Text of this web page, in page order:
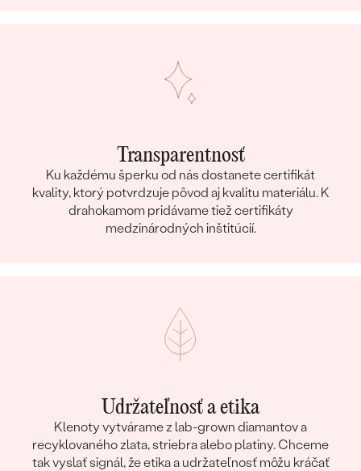
Transparentnosť
Ku každému šperku od nás dostanete certifikát
kvality, ktorý potvrdzuje pôvod aj kvalitu materiálu. K
drahokamom pridávame tiež certifikáty
medzinárodných inštitúcií.
Udržateľnosť a etika
Klenoty vytvárame z lab-grown diamantov a
recyklovaného zlata, striebra alebo platiny. Chceme
tak vyslať signál, že etika a udržateľnosť môžu kráčať